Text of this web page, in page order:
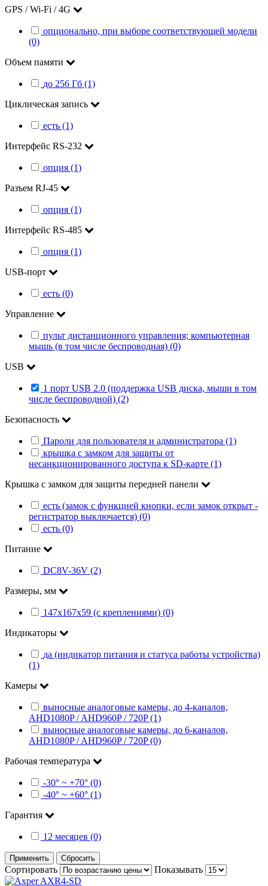
GPS / Wi-Fi / 4G
опционально, при выборе соответствующей модели
(0)
Объем памяти
до 256 Гб (1)
Циклическая запись
есть (1)
Интерфейс RS-232
опция (1)
Разъем RJ-45
опция (1)
Интерфейс RS-485
опция (1)
USB-порт
есть (0)
Управление
пульт дистанционного управления; компьютерная
мышь (в том числе беспроводная) (0)
USB
1 порт USB 2.0 (поддержка USB диска, мыши в том
числе беспроводной) (2)
Безопасность
Пароли для пользователя и администратора (1)
крышка с замком для защиты от
несанкционированного доступа к SD-карте (1)
Крышка с замком для защиты передней панели
есть (замок с функцией кнопки, если замок открыт -
регистратор выключается) (0)
есть (0)
Питание
DC8V-36V (2)
Размеры, мм
147х167х59 (с креплениями) (0)
Индикаторы
да (индикатор питания и статуса работы устройства)
(1)
Камеры
выносные аналоговые камеры, до 4-каналов,
AHD1080P / AHD960P / 720P (1)
выносные аналоговые камеры, до 6-каналов,
AHD1080P / AHD960P / 720P (0)
Рабочая температура
-30° ~ +70° (0)
-40° ~ +60° (1)
Гарантия
12 месяцев (0)
Применить Сбросить
Сортировать Показывать